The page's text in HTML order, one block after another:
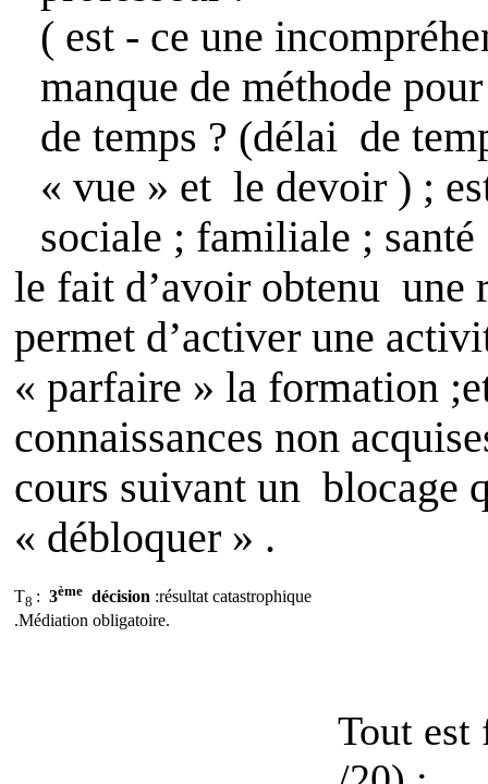
( est - ce une
manque de méthode
de temps ? (délai de
« vue » et le devoir ) ;
sociale ; familiale ;
le fait d’avoir obtenu une
permet d’activer une
« parfaire » la formation
connaissances non
cours suivant un blocage
« débloquer » .
T8 : 3ème décision :résultat catastrophique
.Médiation obligatoire.
Tout est